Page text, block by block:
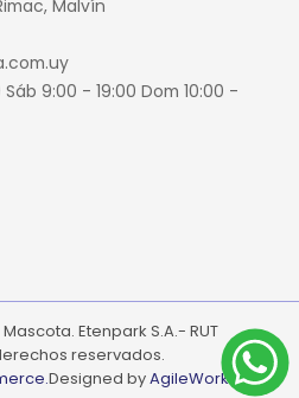
Malvín
9:00 - 19:00 Dom 10:00 -
Etenpark S.A.- RUT
reservados.
Designed byAgileWorks.